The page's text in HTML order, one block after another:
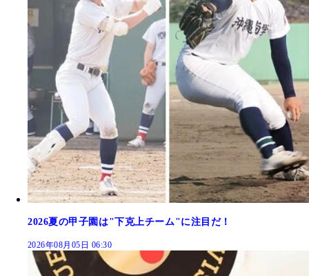
2026夏の甲子園は"下克上チーム"に注目だ！
2026年08月05日 06:30